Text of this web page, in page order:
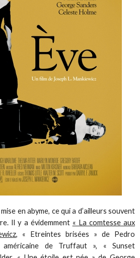
en abyme, ce qui a d’ailleurs souvent
Il y a évidemment « La comtesse aux
, « Etreintes brisées » de Pedro
de Truffaut », « Sunset